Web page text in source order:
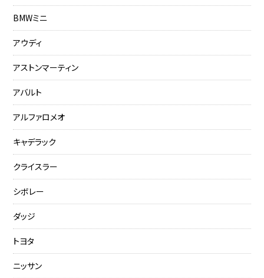
BMWミニ
アウディ
アストンマーティン
アバルト
アルファロメオ
キャデラック
クライスラー
シボレー
ダッジ
トヨタ
ニッサン